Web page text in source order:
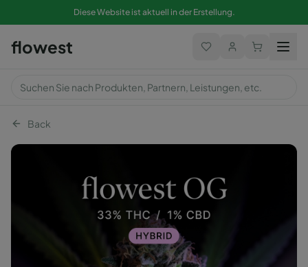
Diese Website ist aktuell in der Erstellung.
flowest
Back